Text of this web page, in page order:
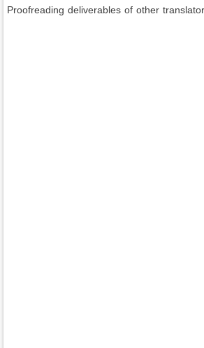
Proofreading deliverables of other